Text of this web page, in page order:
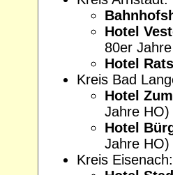
Hotel
80er
Hotel
Kreis Bad
Hotel
Jahre HO)
Hotel
Jahre HO)
Kreis Eisenach: